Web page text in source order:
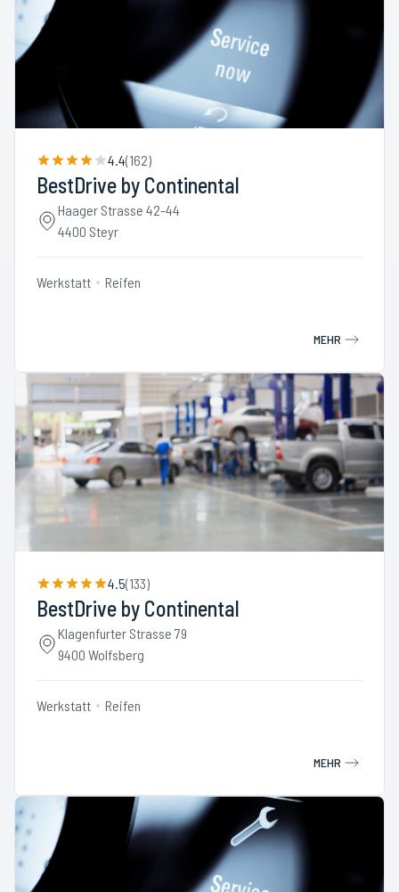
4.4(162)
BestDrive by Continental
Haager Strasse 42-44
4400 Steyr
Werkstatt Reifen
MEHR
4.5(133)
BestDrive by Continental
Klagenfurter Strasse 79
9400 Wolfsberg
Werkstatt Reifen
MEHR